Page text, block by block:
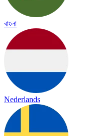
বাংলা
Nederlands